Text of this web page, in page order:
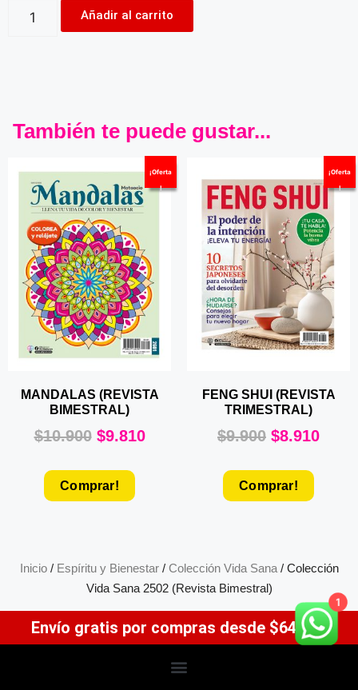
Añadir al carrito
También te puede gustar...
¡Oferta
!
MANDALAS (REVISTA
BIMESTRAL)
$10.900 $9.810
Comprar!
¡Oferta
!
FENG SHUI (REVISTA
TRIMESTRAL)
$9.900 $8.910
Comprar!
Inicio/ Espíritu y Bienestar/ Colección Vida Sana/ Colección
Vida Sana 2502 (Revista Bimestral)
Envío gratis por compras desde $64.900
1